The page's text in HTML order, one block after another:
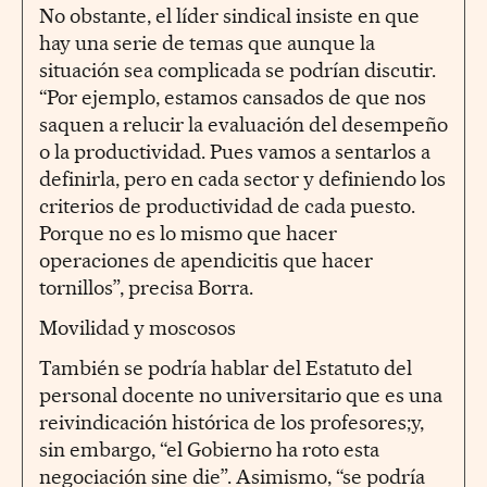
No obstante, el líder sindical insiste en que
hay una serie de temas que aunque la
situación sea complicada se podrían discutir.
“Por ejemplo, estamos cansados de que nos
saquen a relucir la evaluación del desempeño
o la productividad. Pues vamos a sentarlos a
definirla, pero en cada sector y definiendo los
criterios de productividad de cada puesto.
Porque no es lo mismo que hacer
operaciones de apendicitis que hacer
tornillos”, precisa Borra.
Movilidad y moscosos
También se podría hablar del Estatuto del
personal docente no universitario que es una
reivindicación histórica de los profesores;y,
sin embargo, “el Gobierno ha roto esta
negociación sine die”. Asimismo, “se podría